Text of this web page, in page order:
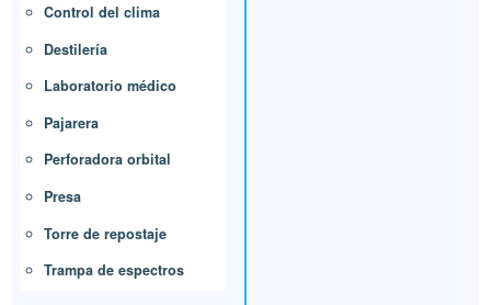
Control del clima
Destilería
Laboratorio médico
Pajarera
Perforadora orbital
Presa
Torre de repostaje
Trampa de espectros